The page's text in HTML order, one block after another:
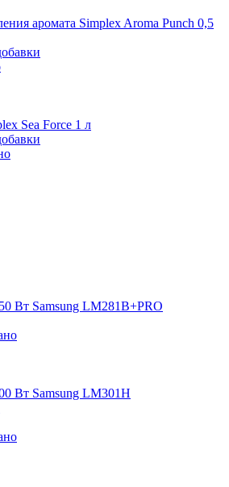
аромата Simplex Aroma Punch 0,5
Sea Force 1 л
Вт Samsung LM281B+PRO
Вт Samsung LM301H